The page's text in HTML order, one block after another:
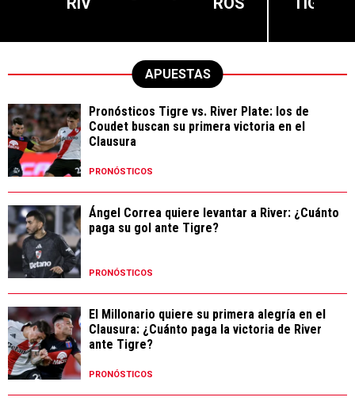
APUESTAS
Pronósticos Tigre vs. River Plate: los de
Coudet buscan su primera victoria en el
Clausura
PRONÓSTICOS
Ángel Correa quiere levantar a River: ¿Cuánto
paga su gol ante Tigre?
PRONÓSTICOS
El Millonario quiere su primera alegría en el
Clausura: ¿Cuánto paga la victoria de River
ante Tigre?
PRONÓSTICOS